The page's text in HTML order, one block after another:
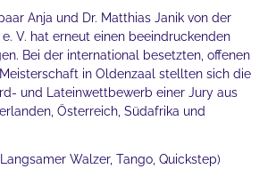
Anja und Dr. Matthias Janik von der
e. V. hat erneut einen beeindruckenden
Bei der international besetzten, offenen
in Oldenzaal stellten sich die
und Lateinwettbewerb einer Jury aus
Österreich, Südafrika und
Walzer, Tango, Quickstep)